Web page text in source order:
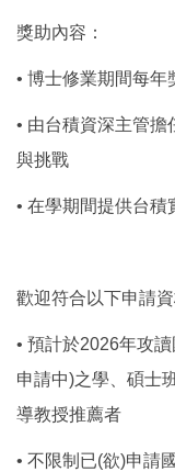
獎助內容：
• 博士修業期間每
• 由台積資深主管
與挑戰
• 在學期間提供台積
歡迎符合以下申請
• 預計於2026年攻
申請中)之學、碩士
導教授推薦者
• 不限制已(欲)申請